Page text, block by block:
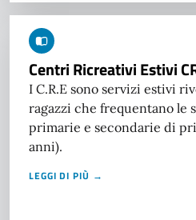
Centri Ricreativi Estivi
I C.R.E sono servizi estivi
ragazzi che frequentano le
primarie e secondarie di
anni).
LEGGI DI PIÙ →